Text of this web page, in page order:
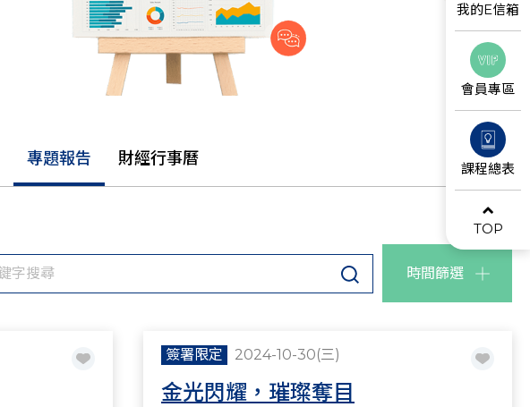
專題報告 財經行事曆
時間篩選
簽署限定 2024-10-30(三)
金光閃耀，璀璨奪目
我的E信箱
會員專區
課程總表
TOP